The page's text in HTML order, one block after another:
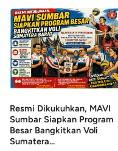
Resmi Dikukuhkan, MAVI
Sumbar Siapkan Program
Besar Bangkitkan Voli
Sumatera...